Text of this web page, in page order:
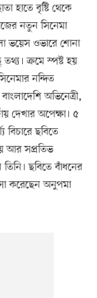
হাতে বৃষ্টি থেকে
নতুন সিনেমা
ভয়েস ওভারে শোনা
ক্রমে স্পষ্ট হয়
নন্দিত
অভিনেত্রী,
দেখার অপেক্ষা। ৫
বিচারে ছবিতে
আর সপ্রতিভ
ছবিতে বাঁধনের
করেছেন অনুপমা